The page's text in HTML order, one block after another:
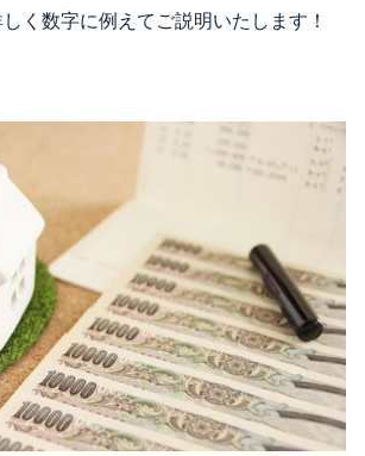
く数字に例えてご説明いたします！